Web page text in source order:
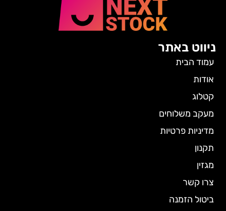
ניווט באתר
עמוד הבית
אודות
קטלוג
מעקב משלוחים
מדיניות פרטיות
תקנון
מגזין
צרו קשר
ביטול הזמנה